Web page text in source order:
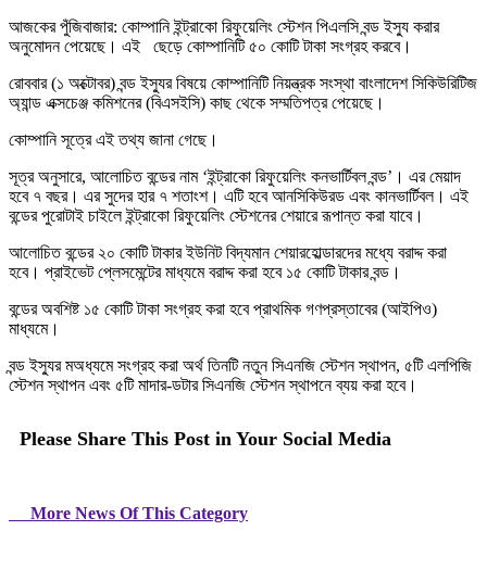
আজকের পুঁজিবাজার: কোম্পানি ইন্ট্রাকো রিফুয়েলিং স্টেশন পিএলসি বন্ড ইস্যু করার
অনুমোদন পেয়েছে। এই ছেড়ে কোম্পানিটি ৫০ কোটি টাকা সংগ্রহ করবে।
রোববার (১ অক্টোবর) বন্ড ইস্যুর বিষয়ে কোম্পানিটি নিয়ন্ত্রক সংস্থা বাংলাদেশ সিকিউরিটিজ
অ্যান্ড এক্সচেঞ্জ কমিশনের (বিএসইসি) কাছ থেকে সম্মতিপত্র পেয়েছে।
কোম্পানি সূত্রে এই তথ্য জানা গেছে।
সূত্র অনুসারে, আলোচিত বন্ডের নাম ‘ইন্ট্রাকো রিফুয়েলিং কনভার্টিবল বন্ড’। এর মেয়াদ
হবে ৭ বছর। এর সুদের হার ৭ শতাংশ। এটি হবে আনসিকিউরড এবং কানভার্টিবল। এই
বন্ডের পুরোটাই চাইলে ইন্ট্রাকো রিফুয়েলিং স্টেশনের শেয়ারে রূপান্ত করা যাবে।
আলোচিত বন্ডের ২০ কোটি টাকার ইউনিট বিদ্যমান শেয়ারহোল্ডারদের মধ্যে বরাদ্দ করা
হবে। প্রাইভেট প্লেসমেন্টের মাধ্যমে বরাদ্দ করা হবে ১৫ কোটি টাকার বন্ড।
বন্ডের অবশিষ্ট ১৫ কোটি টাকা সংগ্রহ করা হবে প্রাথমিক গণপ্রস্তাবের (আইপিও)
মাধ্যমে।
বন্ড ইস্যুর মঅধ্যমে সংগ্রহ করা অর্থ তিনটি নতুন সিএনজি স্টেশন স্থাপন, ৫টি এলপিজি
স্টেশন স্থাপন এবং ৫টি মাদার-ডটার সিএনজি স্টেশন স্থাপনে ব্যয় করা হবে।
Please Share This Post in Your Social Media
More News Of This Category